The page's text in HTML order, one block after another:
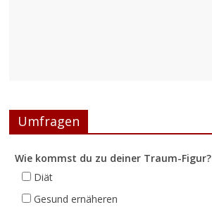
Umfragen
Wie kommst du zu deiner Traum-Figur?
Diät
Gesund ernäheren